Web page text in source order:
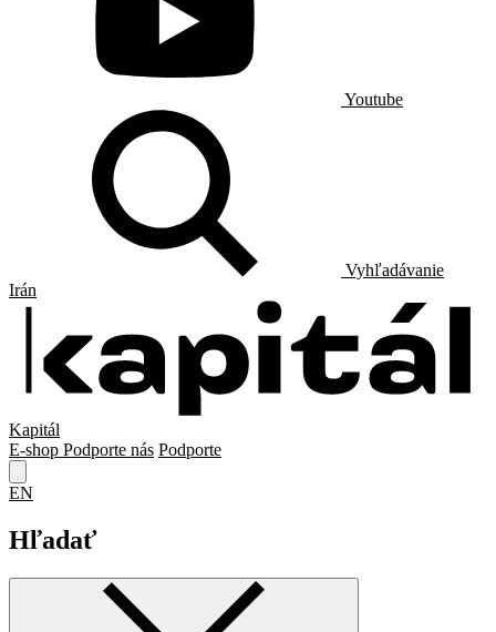
Youtube
Vyhľadávanie
Irán
Kapitál
E-shop Podporte nás Podporte
EN
Hľadať